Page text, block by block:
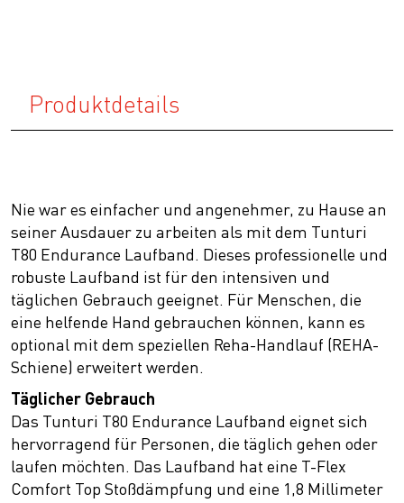
Produktdetails
Nie war es einfacher und angenehmer, zu Hause an
seiner Ausdauer zu arbeiten als mit dem Tunturi
T80 Endurance Laufband. Dieses professionelle und
robuste Laufband ist für den intensiven und
täglichen Gebrauch geeignet. Für Menschen, die
eine helfende Hand gebrauchen können, kann es
optional mit dem speziellen Reha-Handlauf (REHA-
Schiene) erweitert werden.
Täglicher Gebrauch
Das Tunturi T80 Endurance Laufband eignet sich
hervorragend für Personen, die täglich gehen oder
laufen möchten. Das Laufband hat eine T-Flex
Comfort Top Stoßdämpfung und eine 1,8 Millimeter